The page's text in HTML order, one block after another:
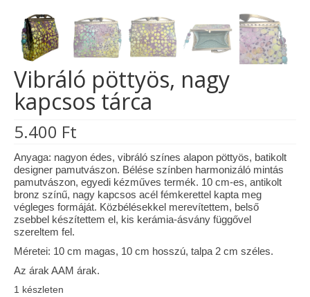
Tolltartók
Mobiltelefon tartók
Tote bag
Piactér
Kosár
Galéria
Hasznos információk
Vásárok, ahol velem is találkozhattál…
Alapanyagok, kellékek
A termékek tisztítása
Vibráló pöttyös, nagy
kapcsos tárca
5.400 Ft
Anyaga: nagyon édes, vibráló színes alapon pöttyös, batikolt
designer pamutvászon. Bélése színben harmonizáló mintás
pamutvászon, egyedi kézműves termék. 10 cm-es, antikolt
bronz színű, nagy kapcsos acél fémkerettel kapta meg
végleges formáját. Közbélésekkel merevítettem, belső
zsebbel készítettem el, kis kerámia-ásvány függővel
szereltem fel.
Méretei: 10 cm magas, 10 cm hosszú, talpa 2 cm széles.
Az árak AAM árak.
1 készleten